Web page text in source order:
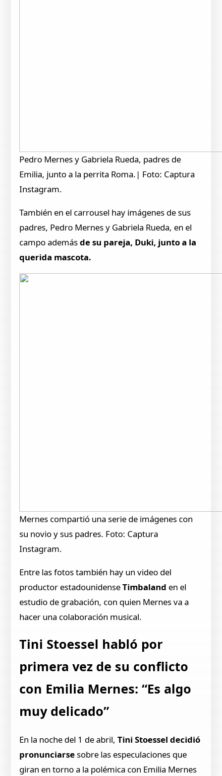
Pedro Mernes y Gabriela Rueda, padres de
Emilia, junto a la perrita Roma.| Foto: Captura
Instagram.
También en el carrousel hay imágenes de sus
padres, Pedro Mernes y Gabriela Rueda, en el
campo ademásde su pareja, Duki, junto a la
querida mascota.
Mernes compartió una serie de imágenes con
su novio y sus padres. Foto: Captura
Instagram.
Entre las fotos también hay un video del
productor estadounidenseTimbaland en el
estudio de grabación, con quien Mernes va a
hacer una colaboración musical.
Tini Stoessel habló por
primera vez de su conflicto
con Emilia Mernes: “Es algo
muy delicado”
En la noche del 1 de abril,Tini Stoessel decidió
pronunciarsesobre las especulaciones que
giran en torno a la polémica con Emilia Mernes